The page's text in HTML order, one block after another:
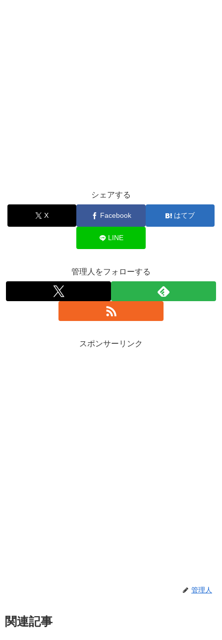
シェアする
X Facebook はてブ
LINE
管理人をフォローする
スポンサーリンク
管理人
関連記事